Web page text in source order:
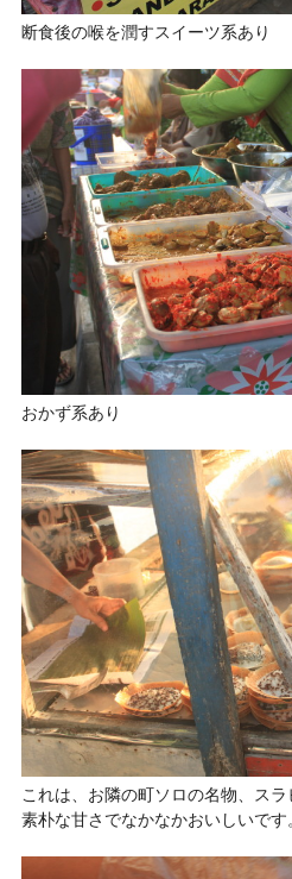
断食後の喉を潤すスイーツ系あり
おかず系あり
これは、お隣の町ソロの名物、スラ
素朴な甘さでなかなかおいしいです